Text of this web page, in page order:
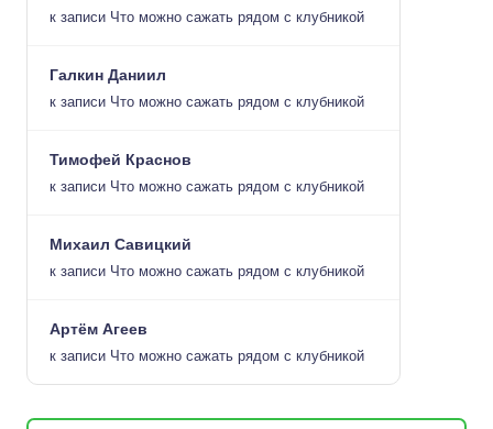
к записи Что можно сажать рядом с клубникой
Галкин Даниил
к записи Что можно сажать рядом с клубникой
Тимофей Краснов
к записи Что можно сажать рядом с клубникой
Михаил Савицкий
к записи Что можно сажать рядом с клубникой
Артём Агеев
к записи Что можно сажать рядом с клубникой